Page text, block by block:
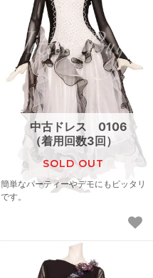
中古ドレス 0106
（着用回数3回）
SOLD OUT
簡単なパーティーやデモにもピッタリ
です。